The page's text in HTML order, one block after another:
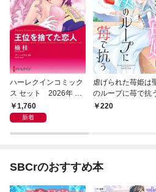
ハーレクインコミック
ス セット 2026年 vo
l.1085
1,760
新着
虐げられた苺姫は
のループに苺で抗
(話売り) #1
220
SBCrのおすすめ本